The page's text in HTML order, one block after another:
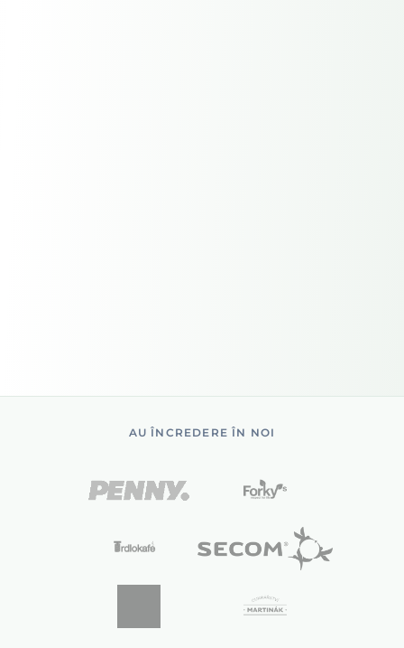
AU ÎNCREDERE ÎN NOI